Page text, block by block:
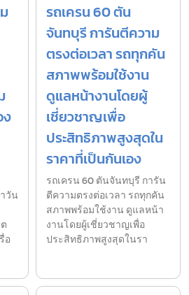
วัน
อ
รถเครน 60 ตัน
จันทบุรี การันตีความ
ตรงต่อเวลา รถทุกคัน
สภาพพร้อมใช้งาน
ดูแลหน้างานโดยผู้
เชี่ยวชาญเพื่อ
ประสิทธิภาพสูงสุดใน
ราคาที่เป็นกันเอง
รถเครน 60 ตันจันทบุรี การัน
ตีความตรงต่อเวลา รถทุกคัน
สภาพพร้อมใช้งาน ดูแลหน้า
งานโดยผู้เชี่ยวชาญเพื่อ
ประสิทธิภาพสูงสุดในรา